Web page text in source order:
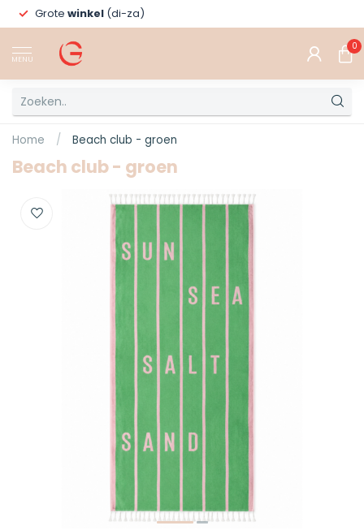
Grote winkel (di-za)
MENU
0
Home / Beach club - groen
Beach club - groen